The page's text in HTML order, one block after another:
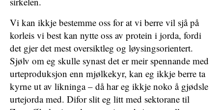
Vi kan ikkje bestemme oss for at vi berre vil sjå på
korleis vi best kan nytte oss av protein i jorda, fordi
det gjer det mest oversiktleg og løysingsorientert.
Sjølv om eg skulle synast det er meir spennande med
urteproduksjon enn mjølkekyr, kan eg ikkje berre ta
kyrne ut av likninga – då har eg ikkje noko å gjødsle
urtejorda med. Difor slit eg litt med sektorane til